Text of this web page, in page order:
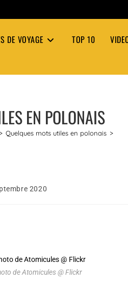
DE VOYAGE TOP 10
EN POLONAIS
> Quelques mots utiles en polonais >
2020
de Atomicules @ Flickr